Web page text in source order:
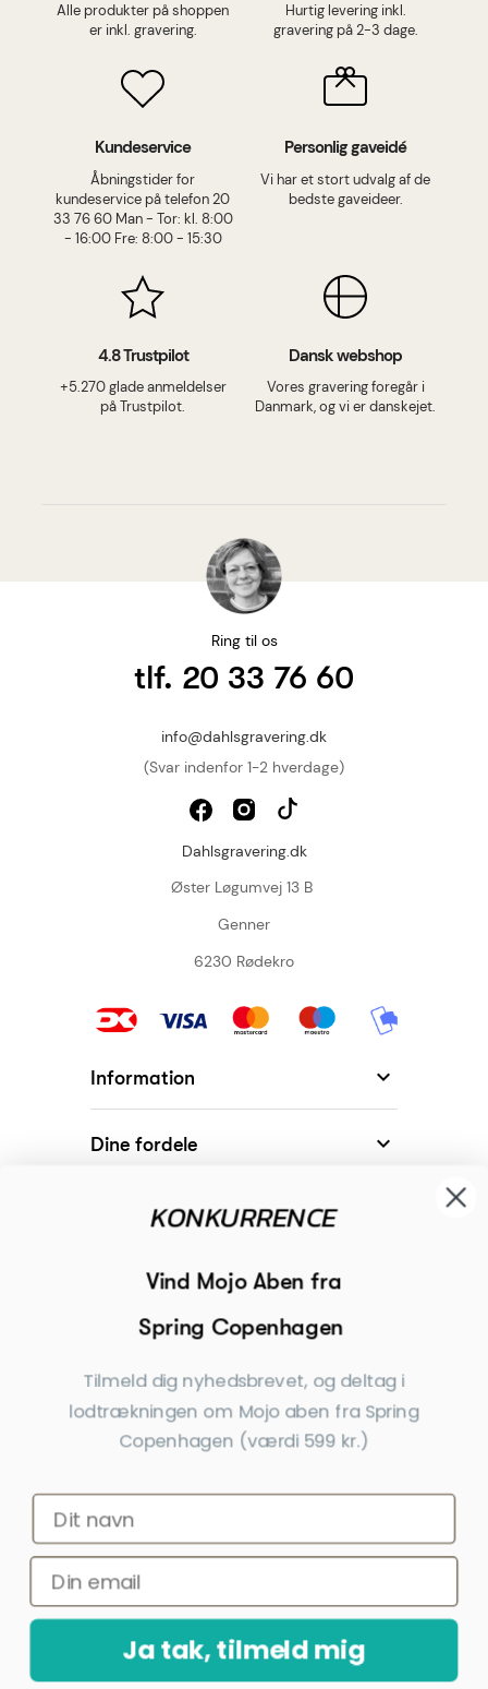
Alle produkter på shoppen
er inkl. gravering.
Hurtig levering inkl.
gravering på 2-3 dage.
Kundeservice
Åbningstider for
kundeservice på telefon 20
33 76 60 Man - Tor: kl. 8:00
- 16:00 Fre: 8:00 - 15:30
Personlig gaveidé
Vi har et stort udvalg af de
bedste gaveideer.
4.8 Trustpilot
+5.270 glade anmeldelser
på Trustpilot.
Dansk webshop
Vores gravering foregår i
Danmark, og vi er danskejet.
Ring til os
tlf. 20 33 76 60
info@dahlsgravering.dk
(Svar indenfor 1-2 hverdage)
Dahlsgravering.dk
Øster Løgumvej 13 B
Genner
6230 Rødekro
Information 
Dine fordele 
Modtager
Begivenheder
Inspiration
Tilmeld dig nyhedsbrevet
Få nyheder, tips og tilbud før andre
Ja tak, tilmeld mig
af Dahls Gravering til at sende nyhedsbreve og kampagnetilbud. Afmelding kan
altid ske nederst i nyhedsbrevet.
KONKURRENCE
Vind Mojo Aben fra
Spring Copenhagen
Tilmeld dig nyhedsbrevet, og deltag i
lodtrækningen om Mojo aben fra Spring
Copenhagen (værdi 599 kr.)
Ja tak, tilmeld mig